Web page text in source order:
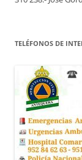
TELÉFONOS DE